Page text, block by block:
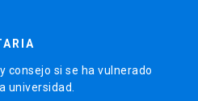
consejo si se ha vulnerado
universidad.